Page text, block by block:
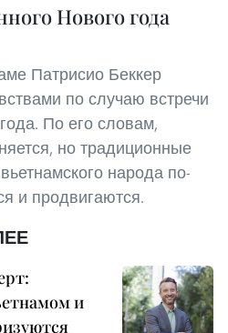
Нового года
Патрисио Беккер
по случаю встречи
По его словам,
но традиционные
народа по-
и продвигаются.
и